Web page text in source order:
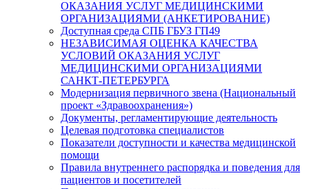
ОКАЗАНИЯ УСЛУГ МЕДИЦИНСКИМИ
ОРГАНИЗАЦИЯМИ (АНКЕТИРОВАНИЕ)
Доступная среда СПБ ГБУЗ ГП49
НЕЗАВИСИМАЯ ОЦЕНКА КАЧЕСТВА
УСЛОВИЙ ОКАЗАНИЯ УСЛУГ
МЕДИЦИНСКИМИ ОРГАНИЗАЦИЯМИ
САНКТ-ПЕТЕРБУРГА
Модернизация первичного звена (Национальный
проект «Здравоохранения»)
Документы, регламентирующие деятельность
Целевая подготовка специалистов
Показатели доступности и качества медицинской
помощи
Правила внутреннего распорядка и поведения для
пациентов и посетителей